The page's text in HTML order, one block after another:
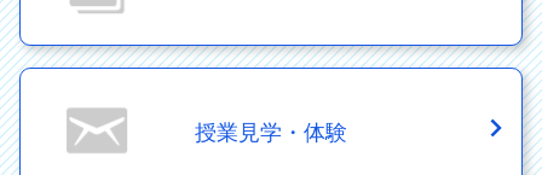
授業見学・体験